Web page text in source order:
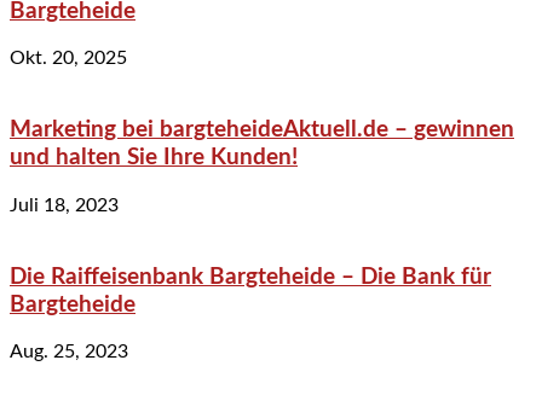
Bargteheide
Okt. 20, 2025
Marketing bei bargteheideAktuell.de – gewinnen
und halten Sie Ihre Kunden!
Juli 18, 2023
Die Raiffeisenbank Bargteheide – Die Bank für
Bargteheide
Aug. 25, 2023